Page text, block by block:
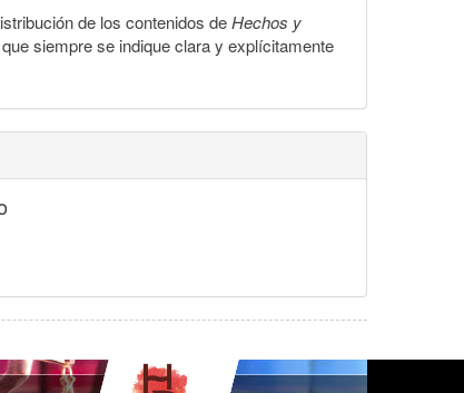
de los contenidos deHechos y
siempre se indique clara y explícitamente